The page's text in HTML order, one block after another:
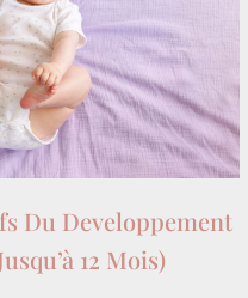
Du Developpement
12 Mois)